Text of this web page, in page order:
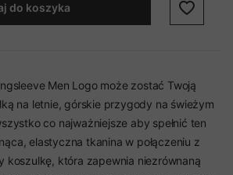
do koszyka
Men Logo może zostać Twoją
na letnie, górskie przygody na świeżym
co najważniejsze aby spełnić ten
elastyczna tkanina w połączeniu z
koszulkę, która zapewnia niezrównaną